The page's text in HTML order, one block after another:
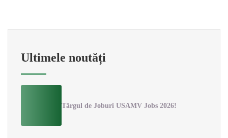
Ultimele noutăți
Târgul de Joburi USAMV Jobs 2026!